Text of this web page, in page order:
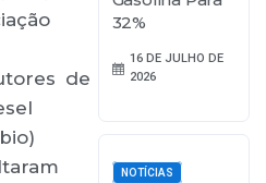
de
32%
16 DE JULHO DE
2026
NOTÍCIAS